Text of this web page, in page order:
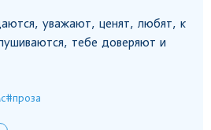
уважают, ценят, любят, к
тебе доверяют и
#проза